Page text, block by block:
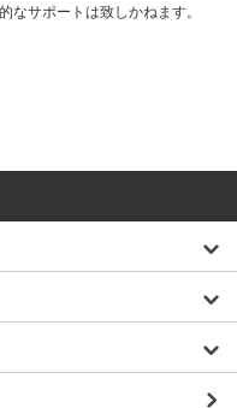
サポートは致しかねます。